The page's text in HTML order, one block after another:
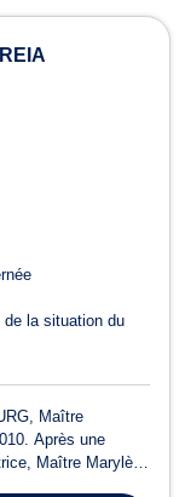
de la situation du
Maître
Après une
Maître Marylène